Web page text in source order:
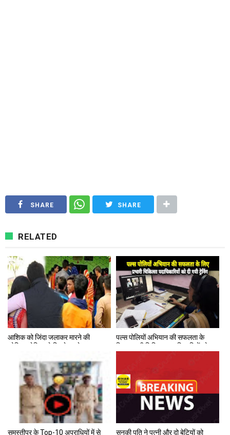
SHARE SHARE
RELATED
आशिक को जिंदा जलाकर मारने की
कोशिश,प्रेमिका से मिलने उसके घर आया
पल्स पोलियों अभियान की सफलता के
लिए प्रभारी चिकित्सा पदाधिकारियों को
समस्तीपुर के Top-10 अपराधियों में से सनकी पति ने पत्‍नी और दो बेटियों को